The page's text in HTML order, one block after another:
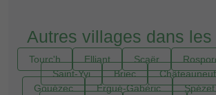
Autres villages dans
Tourc'h Elliant Scaër
Saint-Yvi
Briec
Gouézec
Ergué-Gabéric Spézet